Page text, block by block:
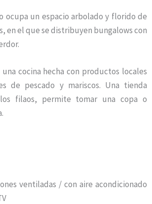
ocupa un espacio arbolado y florido de
en el que se distribuyen bungalows con
cocina hecha con productos locales
de pescado y mariscos. Una tienda
filaos, permite tomar una copa o
ventiladas / con aire acondicionado